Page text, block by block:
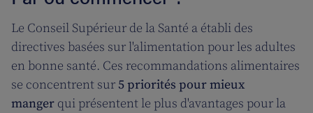
Le Conseil Supérieur de la Santé a établi des
directives basées sur l'alimentation pour les adultes
en bonne santé. Ces recommandations alimentaires
se concentrent sur 5 priorités pour mieux
manger qui présentent le plus d'avantages pour la